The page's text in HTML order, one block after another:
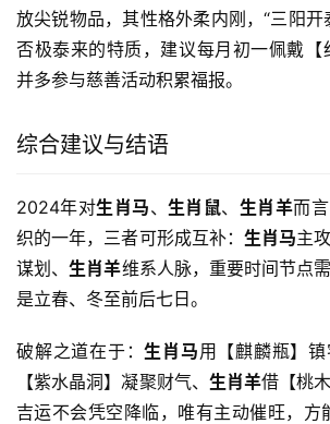
放尖锐物品，其性格外柔内刚，“三阳开
否极泰来的特质，建议每月初一佩戴【
并多参与慈善活动积累福报。
综合建议与结语
2024年对生肖马、生肖鼠、 生肖羊而
织的一年，三者可形成互补：生肖马主
谋划、生肖羊维系人脉，重要时间节点
是立春、冬至前后七日。
破解之道在于：生肖马用【麒麟瓶】镇
【紫水晶洞】凝聚财气、 生肖羊借【桃
吉运不会凭空降临，唯有主动催旺，方